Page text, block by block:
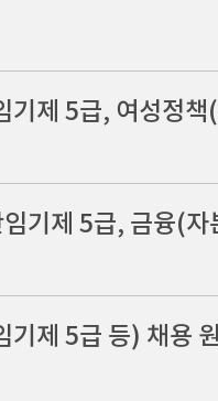
제 5급 등) 채용